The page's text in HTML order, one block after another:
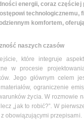
energii, coraz
technologicznemu,
komfortem,
naszych czasów
które integruje
w procesie
Jego głównym celem
ograniczenie
życia. W rozmowie
„jak to robić?”. W
obowiązującymi przepisami.